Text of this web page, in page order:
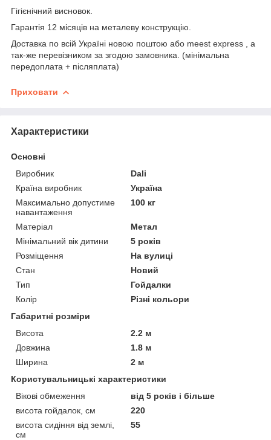
Гігієнічний висновок.
Гарантія 12 місяців на металеву конструкцію.
Доставка по всій Україні новою поштою або meest express , а
так-же перевізником за згодою замовника. (мінімальна
передоплата + післяплата)
Приховати
Характеристики
Основні
Виробник
Dali
Країна виробник
Україна
Максимально допустиме
навантаження
100 кг
Матеріал
Метал
Мінімальний вік дитини
5 років
Розміщення
На вулиці
Стан
Новий
Тип
Гойдалки
Колір
Різні кольори
Габаритні розміри
Висота
2.2 м
Довжина
1.8 м
Ширина
2 м
Користувальницькі характеристики
Вікові обмеження
від 5 років і більше
висота гойдалок, см
220
висота сидіння від землі,
см
55